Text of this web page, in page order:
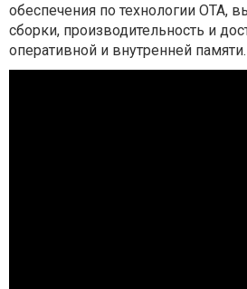
обеспечения по технологии ОТА,
сборки, производительность и
оперативной и внутренней памяти.